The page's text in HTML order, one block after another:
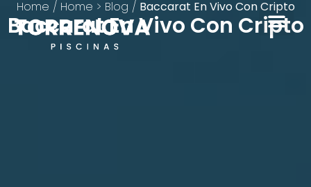
Home / Home > Blog / Baccarat En Vivo Con Cripto
Baccarat En Vivo Con Cripto